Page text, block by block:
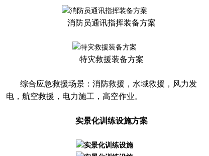
消防员通讯指挥装备方案
特灾救援装备方案
综合应急救援场景：消防救援，水域救援，风力发
电，航空救援，电力施工，高空作业。
实景化训练设施方案